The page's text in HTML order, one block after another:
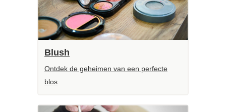
Blush
Ontdek de geheimen van een perfecte
blos